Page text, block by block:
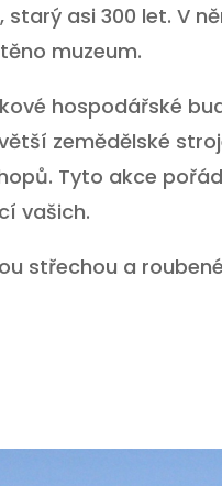
, starý asi 300 let. V
muzeum.
hospodářské
zemědělské
Tyto akce
vašich.
střechou a